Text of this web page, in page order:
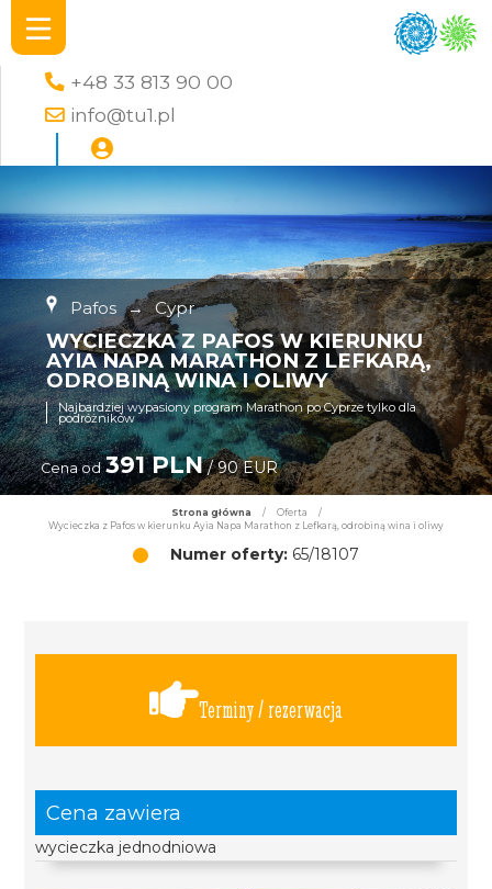
+48 33 813 90 00
info@tu1.pl
Pafos → Cypr
WYCIECZKA Z PAFOS W KIERUNKU
AYIA NAPA MARATHON Z LEFKARĄ,
ODROBINĄ WINA I OLIWY
Najbardziej wypasiony program Marathon po Cyprze tylko dla
podróżników
Cena od 391 PLN/ 90 EUR
Strona główna / Oferta
/
Wycieczka z Pafos w kierunku Ayia Napa Marathon z Lefkarą, odrobiną wina i oliwy
Numer oferty: 65/18107
Terminy / rezerwacja
Cena zawiera
wycieczka jednodniowa